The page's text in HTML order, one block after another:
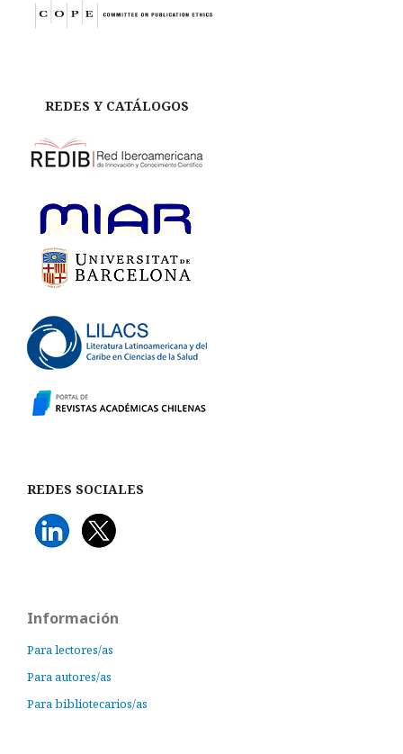
REDES Y CATÁLOGOS
REDES SOCIALES
Información
Para lectores/as
Para autores/as
Para bibliotecarios/as